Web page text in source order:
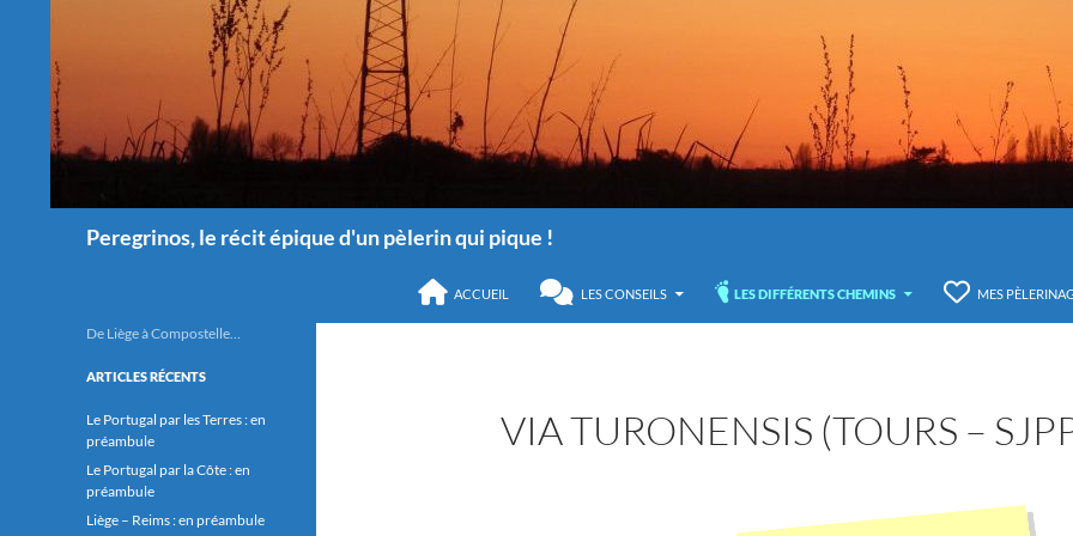
Peregrinos, le récit épique d'un pèlerin qui pique !
ACCUEIL
LES CONSEILS LES DIFFÉRENTS CHEMINS MES
VIA TURONENSIS (TOURS –
De Liège à Compostelle…
ARTICLES RÉCENTS
Le Portugal par les Terres : en
préambule
Le Portugal par la Côte : en
préambule
Liège – Reims : en préambule